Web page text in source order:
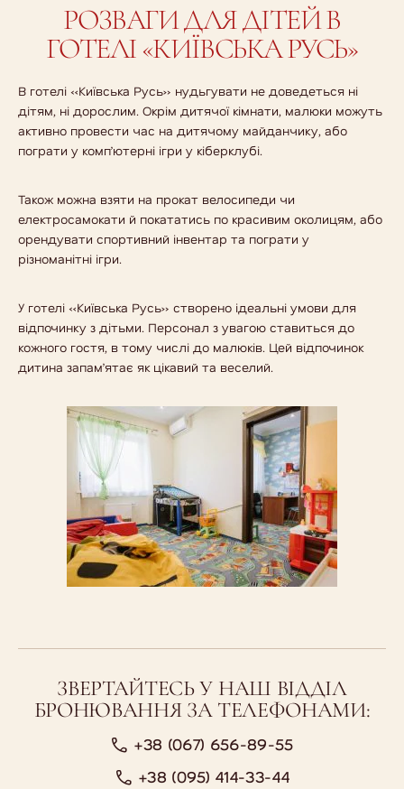
РОЗВАГИ ДЛЯ ДІТЕЙ В
ГОТЕЛІ «КИЇВСЬКА РУСЬ»
В готелі «Київська Русь» нудьгувати не доведеться ні
дітям, ні дорослим. Окрім дитячої кімнати, малюки можуть
активно провести час на дитячому майданчику, або
пограти у комп’ютерні ігри у кіберклубі.
Також можна взяти на прокат велосипеди чи
електросамокати й покататись по красивим околицям, або
орендувати спортивний інвентар та пограти у
різноманітні ігри.
У готелі «Київська Русь» створено ідеальні умови для
відпочинку з дітьми. Персонал з увагою ставиться до
кожного гостя, в тому числі до малюків. Цей відпочинок
дитина запам’ятає як цікавий та веселий.
ЗВЕРТАЙТЕСЬ У НАШ ВІДДІЛ
БРОНЮВАННЯ ЗА ТЕЛЕФОНАМИ:
+38 (067) 656-89-55
+38 (095) 414-33-44